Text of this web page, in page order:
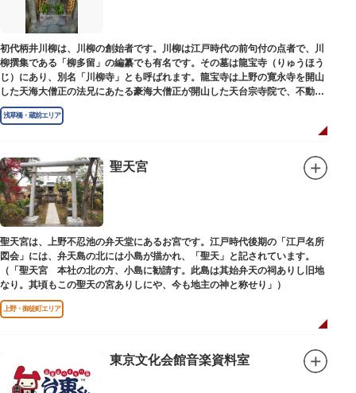
初代柄井川柳は、川柳の創始者です。川柳は江戸時代の前句付の点者で、川
柳撰集である「柳多留」の編纂でも有名です。その墓は龍宝寺（りゅうほう
じ）にあり、別名「川柳寺」とも呼ばれます。龍宝寺は上野の寛永寺を開山
した天海大僧正の法兄にあたる豪海大僧正が開山した天台宗寺院で、不動明
王の梵字を刻んだ板碑が境内に残っています。
浅草橋・蔵前エリア
聖天宮
聖天宮は、上野不忍池の弁天堂にあるお宮です。江戸時代後期の「江戸名所
図会」には、弁天島の北には小島が描かれ、「聖天」と記されています。
（「聖天宮 本社の北の方、小島に勧請す。此島は其始弁天の祠ありし旧地
なり。其頃もこの聖天の宮ありしにや、今も地主の神と称せり」）
上野・御徒町エリア
東京文化会館音楽資料室